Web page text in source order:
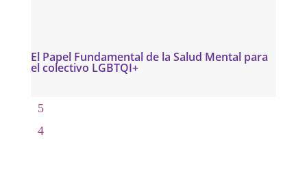
El Papel Fundamental de la Salud Mental para
el colectivo LGBTQI+